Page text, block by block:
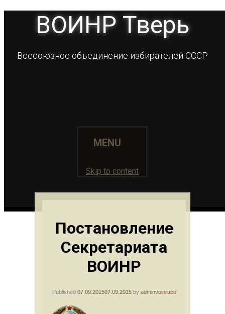
ВОИНР Тверь
Всесоюзное объединение избирателей СССР
MENU
Skip to content
Постановление
Секретариата
ВОИНР
Published 07.09.201507.09.2015by adminvoinruco